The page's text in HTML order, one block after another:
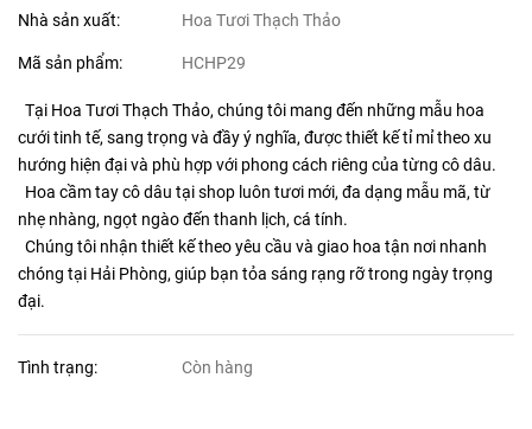
Nhà sản xuất: Hoa Tươi Thạch Thảo
Mã sản phẩm: HCHP29
Tại Hoa Tươi Thạch Thảo, chúng tôi mang đến những mẫu hoa
cưới tinh tế, sang trọng và đầy ý nghĩa, được thiết kế tỉ mỉ theo xu
hướng hiện đại và phù hợp với phong cách riêng của từng cô dâu.
Hoa cầm tay cô dâu tại shop luôn tươi mới, đa dạng mẫu mã, từ
nhẹ nhàng, ngọt ngào đến thanh lịch, cá tính.
Chúng tôi nhận thiết kế theo yêu cầu và giao hoa tận nơi nhanh
chóng tại Hải Phòng, giúp bạn tỏa sáng rạng rỡ trong ngày trọng
đại.
Tình trạng: Còn hàng